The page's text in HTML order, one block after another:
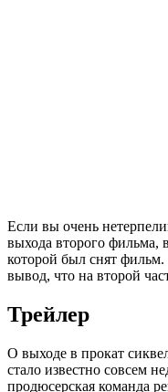
Если вы очень
выхода второго фильма,
которой был снят фильм.
вывод, что на второй
Трейлер
О выходе в прокат
стало известно совсем
продюсерская команда